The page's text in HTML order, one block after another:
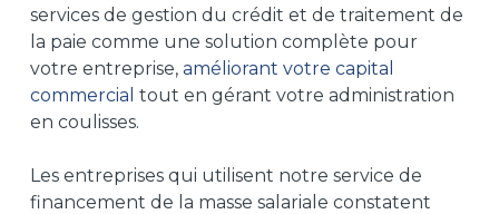
services de gestion du crédit et de traitement de
la paie comme une solution complète pour
votre entreprise,améliorant votre capital
commercial tout en gérant votre administration
en coulisses.
Les entreprises qui utilisent notre service de
financement de la masse salariale constatent